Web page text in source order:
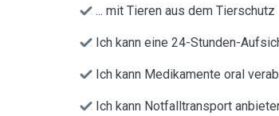
... mit Tieren aus dem Tierschutz
Ich kann eine 24-Stunden-
Ich kann Medikamente oral
Ich kann Notfalltransport